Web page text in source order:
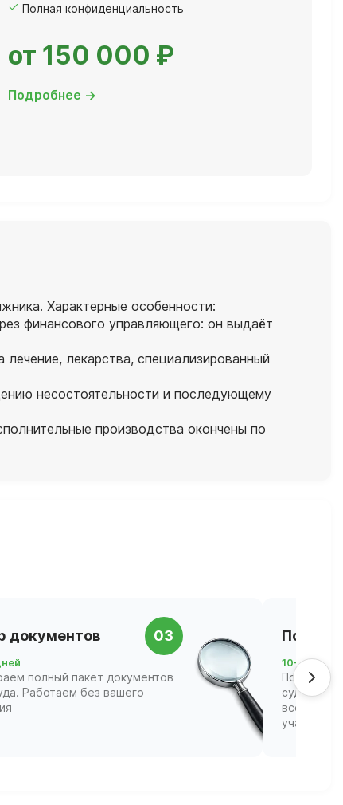
Полная конфиденциальность
от 150 000 ₽
Подробнее →
Характерные особенности:
финансового управляющего: он выдаёт
лекарства, специализированный
несостоятельности и последующему
производства окончены по
документов 03
полный пакет документов
Работаем без вашего
Подача
10–21 день
Подаём
суд и
всех